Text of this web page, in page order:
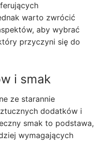
warto zwrócić
aby wybrać
przyczyni się do
i smak
ze starannie
dodatków i
smak to podstawa,
wymagających